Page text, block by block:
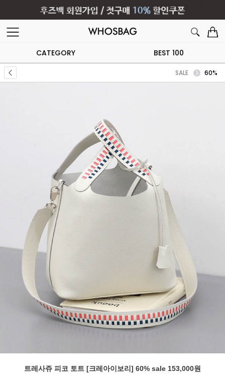
CATEGORY BEST 100
SALE 60%
트레사쥬 피코 토트 [크레아이보리] 60% sale 153,000원